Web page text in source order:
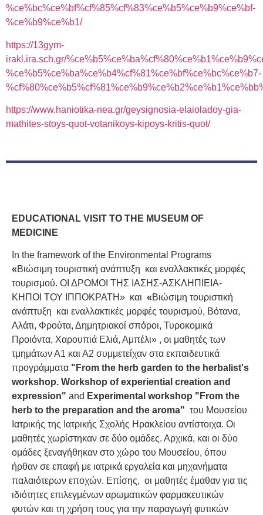
%ce%bc%ce%bf%cf%85%cf%83%ce%b5%ce%b9%ce%bf-
%ce%b9%ce%b1/
https://13gym-
irakl.ira.sch.gr/
%ce%b5%ce%ba%ce%b4%cf%81%ce%bf%ce%bc%ce%b7-
https://www.haniotika-nea.gr/geysignosia-elaioladoy-gia-
mathites-stoys-quot-votanikoys-kipoys-kritis-quot/
EDUCATIONAL VISIT TO THE MUSEUM OF
MEDICINE
In the framework of the Environmental Programs
«Βιώσιμη τουριστική ανάπτυξη και εναλλακτικές μορφές
τουρισμού. ΟΙ ΔΡΟΜΟΙ ΤΗΣ ΙΑΣΗΣ-ΑΣΚΛΗΠΙΕΙΑ-
ΚΗΠΟΙ ΤΟΥ ΙΠΠΟΚΡΑΤΗ» και «Βιώσιμη τουριστική
ανάπτυξη και εναλλακτικές μορφές τουρισμού, Βότανα,
Αλάτι, Φρούτα, Δημητριακοί σπόροι, Τυροκομικά
Προιόντα, Χαρουπιά Ελιά, Αμπέλι» , οι μαθητές των
τμημάτων Α1 και Α2 συμμετείχαν στα εκπαιδευτικά
προγράμματα "From the herb garden to the herbalist's
workshop. Workshop of experiential creation and
expression" and Experimental workshop "From the
herb to the preparation and the aroma" του Μουσείου
Ιατρικής της Ιατρικής Σχολής Ηρακλείου αντίστοιχα. Οι
μαθητές χωρίστηκαν σε δύο ομάδες. Αρχικά, και οι δύο
ομάδες ξεναγήθηκαν στο χώρο του Μουσείου, όπου
ήρθαν σε επαφή με ιατρικά εργαλεία και μηχανήματα
παλαιότερων εποχών. Επίσης, οι μαθητές έμαθαν για τις
ιδιότητες επιλεγμένων αρωματικών φαρμακευτικών
φυτών και τη χρήση τους για την παραγωγή φυτικών